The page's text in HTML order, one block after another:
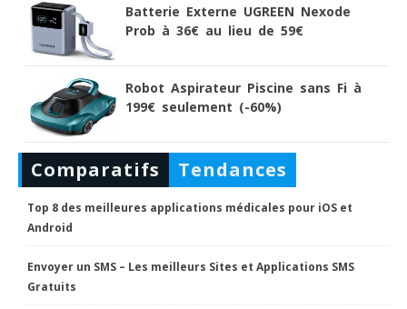
Batterie Externe UGREEN Nexode
Prob à 36€ au lieu de 59€
Robot Aspirateur Piscine sans Fi à
199€ seulement (-60%)
Comparatifs Tendances
Top 8 des meilleures applications médicales pour iOS et
Android
Envoyer un SMS – Les meilleurs Sites et Applications SMS
Gratuits